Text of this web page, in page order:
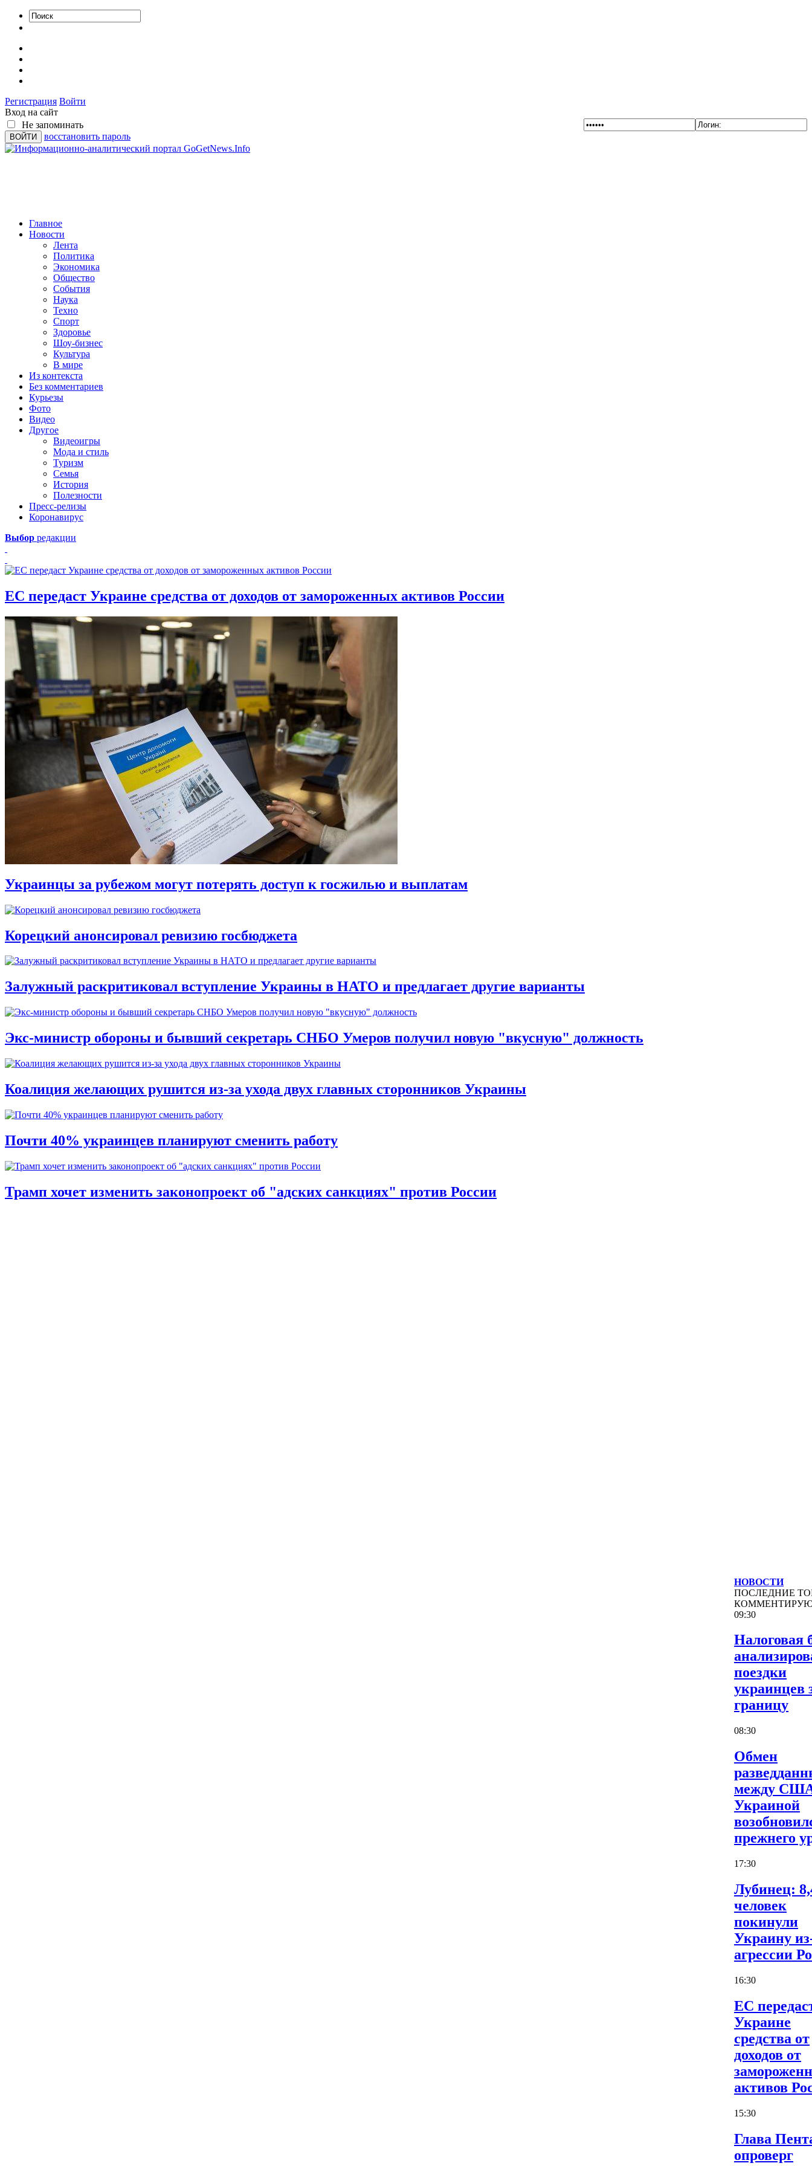
Регистрация Войти
Вход на сайт
Не запоминать
восстановить пароль
Главное
Новости
Лента
Политика
Экономика
Общество
События
Наука
Техно
Спорт
Здоровье
Шоу-бизнес
Культура
В мире
Из контекста
Без комментариев
Курьезы
Фото
Видео
Другое
Видеоигры
Мода и стиль
Туризм
Семья
История
Полезности
Пресс-релизы
Коронавирус
Выбор редакции
ЕС передаст Украине средства от доходов от замороженных активов России
Украинцы за рубежом могут потерять доступ к госжилью и выплатам
Корецкий анонсировал ревизию госбюджета
Залужный раскритиковал вступление Украины в НАТО и предлагает другие варианты
Экс-министр обороны и бывший секретарь СНБО Умеров получил новую "вкусную" должность
Коалиция желающих рушится из-за ухода двух главных сторонников Украины
Почти 40% украинцев планируют сменить работу
Трамп хочет изменить законопроект об "адских санкциях" против России
НОВОСТИ
ПОСЛЕДНИЕ
09:30
Налоговая
поездки
украинцев
границу
08:30
Обмен
между
Украиной
прежнего
17:30
Лубинец:
человек
покинули
Украину
агрессии
16:30
ЕС
Украине
средства от
доходов от
активов
15:30
Глава
опроверг